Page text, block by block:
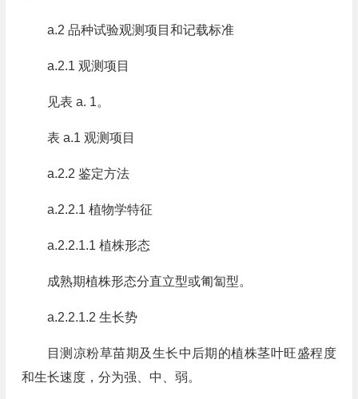
a.2 品种试验观测项目和记载标准
a.2.1 观测项目
见表 a. 1。
表 a.1 观测项目
a.2.2 鉴定方法
a.2.2.1 植物学特征
a.2.2.1.1 植株形态
成熟期植株形态分直立型或匍匐型。
a.2.2.1.2 生长势
目测凉粉草苗期及生长中后期的植株茎叶旺盛程度
和生长速度，分为强、中、弱。